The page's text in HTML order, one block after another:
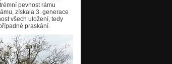
pevnost rámu
získala 3. generace
všech uložení, tedy
praskání.